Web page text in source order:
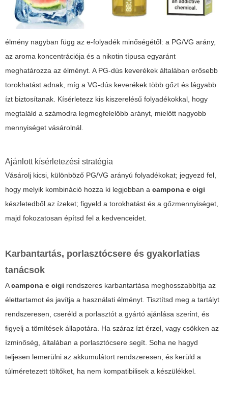
élmény nagyban függ az e-folyadék minőségétől: a PG/VG arány,
az aroma koncentrációja és a nikotin típusa egyaránt
meghatározza az élményt. A PG-dús keverékek általában erősebb
torokhatást adnak, míg a VG-dús keverékek több gőzt és lágyabb
ízt biztosítanak. Kísérletezz kis kiszerelésű folyadékokkal, hogy
megtaláld a számodra legmegfelelőbb arányt, mielőtt nagyobb
mennyiséget vásárolnál.
Ajánlott kísérletezési stratégia
Vásárolj kicsi, különböző PG/VG arányú folyadékokat; jegyezd fel,
hogy melyik kombináció hozza ki legjobban a campona e cigi
készletedből az ízeket; figyeld a torokhatást és a gőzmennyiséget,
majd fokozatosan építsd fel a kedvenceidet.
Karbantartás, porlasztócsere és gyakorlatias
tanácsok
Acampona e cigi rendszeres karbantartása meghosszabbítja az
élettartamot és javítja a használati élményt. Tisztítsd meg a tartályt
rendszeresen, cseréld a porlasztót a gyártó ajánlása szerint, és
figyelj a tömítések állapotára. Ha száraz ízt érzel, vagy csökken az
ízminőség, általában a porlasztócsere segít. Soha ne hagyd
teljesen lemerülni az akkumulátort rendszeresen, és kerüld a
túlméretezett töltőket, ha nem kompatibilisek a készülékkel.